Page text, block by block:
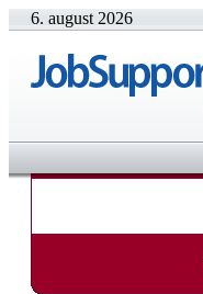
6. august 2026